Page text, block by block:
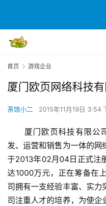
首页 游戏企业
厦门欧页网络科技
茶馆小二 2015年11月19日 3:54
厦门欧页科技有限公
发、运营和销售为一体的网
于2013年02月04日正式注
达1000万元，正在筹备在
司拥有一支经验丰富、实
司注重人才的培养，为使企